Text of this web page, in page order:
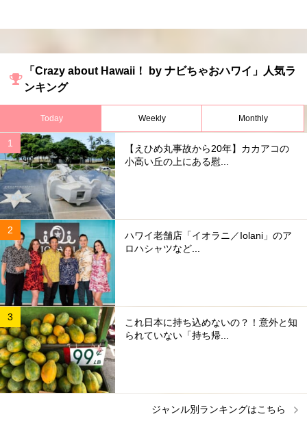
「Crazy about Hawaii！ by ナビちゃおハワイ」人気ラ
ンキング
Today Weekly Monthly
【えひめ丸事故から20年】カカアコの
小高い丘の上にある慰...
ハワイ老舗店「イオラニ／Iolani」のア
ロハシャツなど...
これ日本に持ち込めないの？！意外と知
られていない「持ち帰...
ジャンル別ランキングはこちら